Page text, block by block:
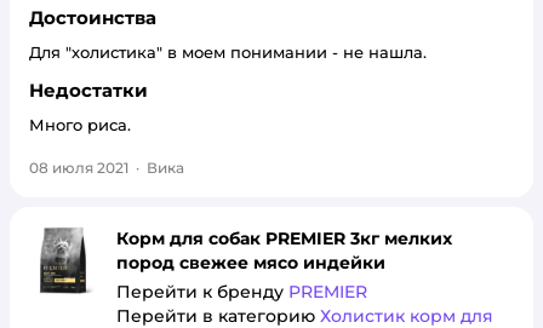
Достоинства
Для "холистика" в моем понимании - не нашла.
Недостатки
Много риса.
08 июля 2021 · Вика
Корм для собак PREMIER 3кг мелких
пород свежее мясо индейки
Перейти к бренду PREMIER
Перейти в категорию Холистик корм для